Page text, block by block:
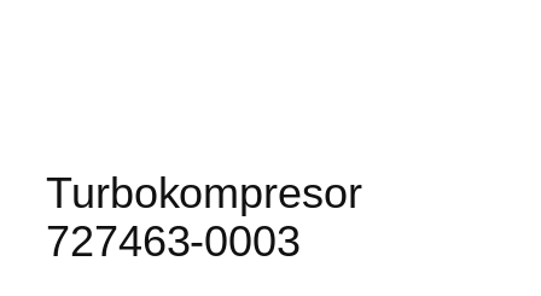
Turbokompresor
727463-0003